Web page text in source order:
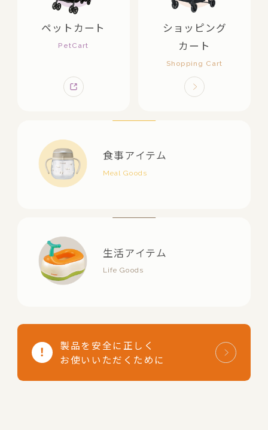
ペットカート
ショッピング
カート
食事アイテム
生活アイテム
製品を安全に正しく
お使いいただくために